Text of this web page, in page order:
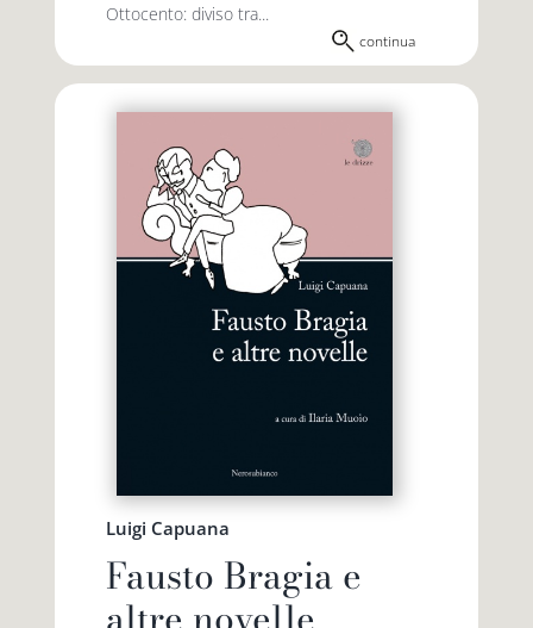
Ottocento: diviso tra...
continua
Luigi Capuana
Fausto Bragia e